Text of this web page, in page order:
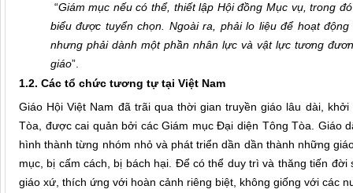
“Giám mục nếu có thể, thiết lập Hội đồng Mục vụ, trong
biểu được tuyển chọn. Ngoài ra, phải lo liệu để hoạt
nhưng phải dành một phần nhân lực và vật lực tương
giáo”.
1.2. Các tổ chức tương tự tại Việt Nam
Giáo Hội Việt Nam đã trãi qua thời gian truyền giáo lâu dài,
Tòa, được cai quản bởi các Giám mục Đại diện Tông Tòa. Giáo
hình thành từng nhóm nhỏ và phát triển dần dần thành những
mục, bị cấm cách, bị bách hại. Để có thể duy trì và thăng tiến
giáo xứ, thích ứng với hoàn cảnh riêng biệt, không giống với các